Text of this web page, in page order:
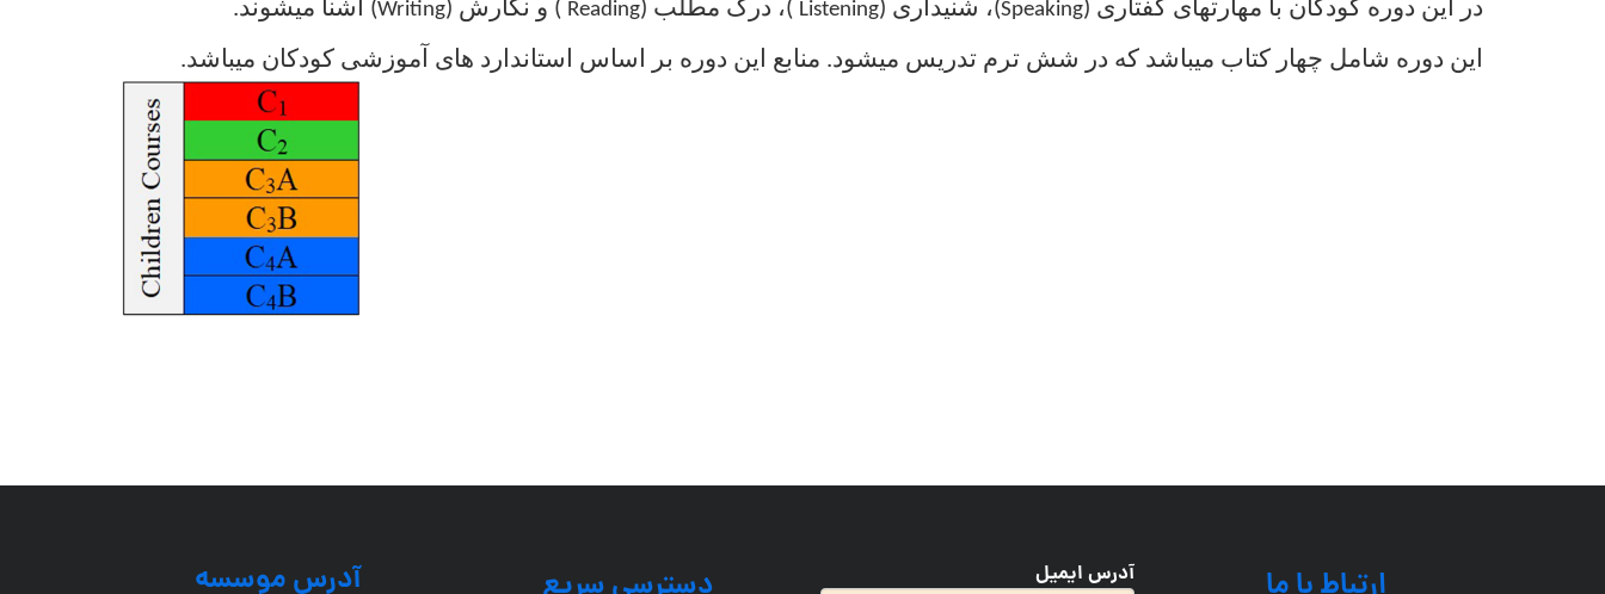
در این دوره کودکان با مهارتهای گفتاری )
Speaking
(، شنیداری )
Listening
(، درک مطلب )
Reading
( و نگارش )
Writing
( آشنا میشوند.
این دوره شامل چهار کتاب میباشد که در شش ترم تدریس میشود. منابع این دوره بر اساس استاندارد های آموزشی کودکان میباشد.
آدرس ایمیل آدرس موسسه